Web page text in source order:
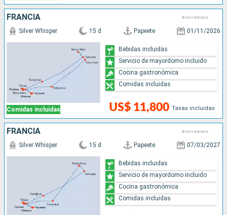
FRANCIA
Comidas incluidas
Silver Whisper 15 d Papeete 01/11/2026
US$ 11,800 Tasas incluidas
Bebidas incluidas
Servicio de mayordomo incluido
Cocina gastronómica
Comidas incluidas
FRANCIA
Silver Whisper 15 d Papeete 07/03/2027
Bebidas incluidas
Servicio de mayordomo incluido
Cocina gastronómica
Comidas incluidas